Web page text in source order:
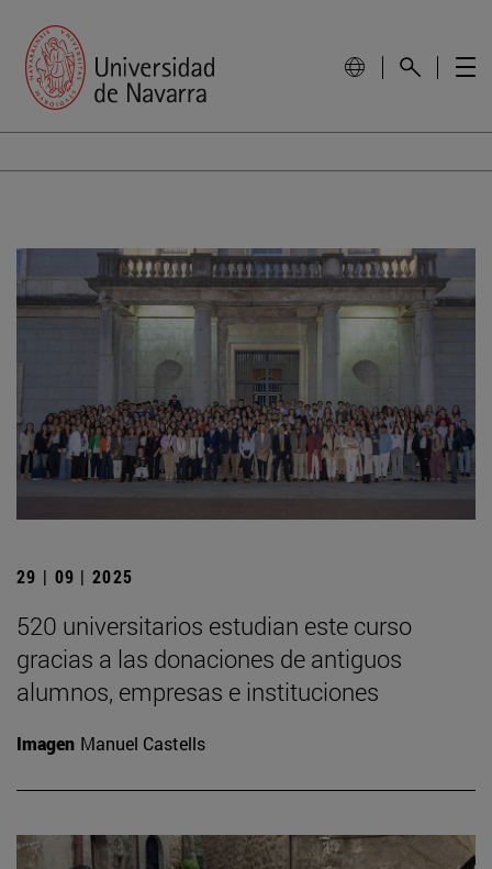
29 | 09 | 2025
520 universitarios estudian este curso
gracias a las donaciones de antiguos
alumnos, empresas e instituciones
Imagen Manuel Castells